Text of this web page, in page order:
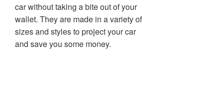
car without taking a bite out of your
wallet. They are made in a variety of
sizes and styles to project your car
and save you some money.